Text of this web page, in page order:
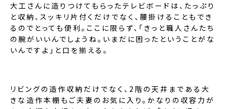
大工さんに造りつけてもらったテレビボードは、たっぷり
と収納、スッキリ片付くだけでなく、腰掛けることもでき
るのでとっても便利。ここに限らず、「きっと職人さんたち
の腕がいいんでしょうね。いまだに困ったということがな
いんですよ」と口を揃える。
リビングの造作収納だけでなく、2階の天井まである大
きな造作本棚もご夫妻のお気に入り。かなりの収容力が